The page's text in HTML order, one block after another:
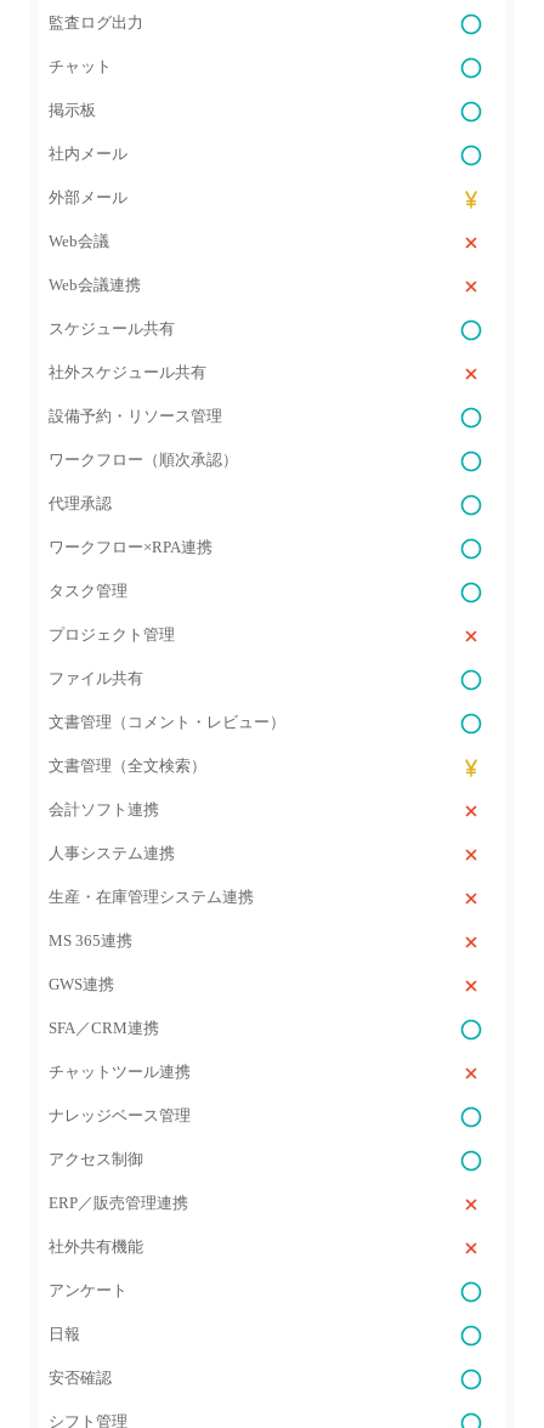
監査ログ出力
チャット
掲示板
社内メール
外部メール
Web会議
Web会議連携
スケジュール共有
社外スケジュール共有
設備予約・リソース管理
ワークフロー（順次承認）
代理承認
ワークフロー×RPA連携
タスク管理
プロジェクト管理
ファイル共有
文書管理（コメント・レビュー）
文書管理（全文検索）
会計ソフト連携
人事システム連携
生産・在庫管理システム連携
MS 365連携
GWS連携
SFA／CRM連携
チャットツール連携
ナレッジベース管理
アクセス制御
ERP／販売管理連携
社外共有機能
アンケート
日報
安否確認
シフト管理